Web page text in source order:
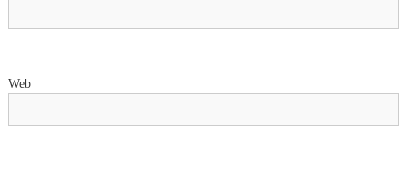
Web